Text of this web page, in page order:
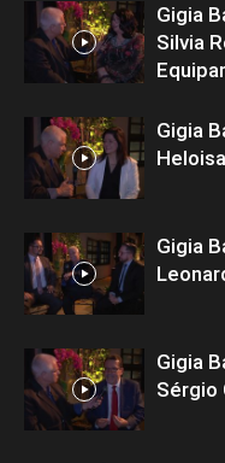
Gigia
Silvia
Gigia
Gigia
Gigia
Sérgio